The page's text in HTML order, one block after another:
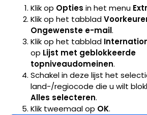
Klik op Opties in het menu
Klik op het tabblad
Ongewenste e-mail.
Klik op het tabblad
op Lijst met geblokkeerde
topniveaudomeinen.
Schakel in deze lijst het
land-/regiocode die u wilt
Alles selecteren.
Klik tweemaal op OK.